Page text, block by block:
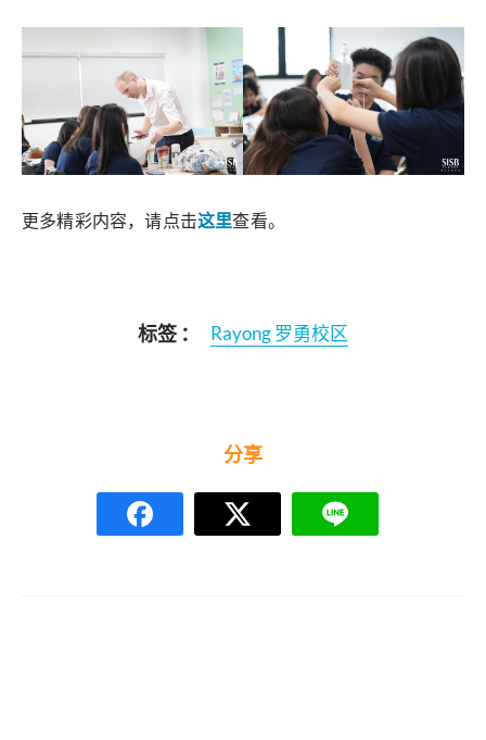
更多精彩内容，请点击这里查看。
标签 ： Rayong 罗勇校区
分享